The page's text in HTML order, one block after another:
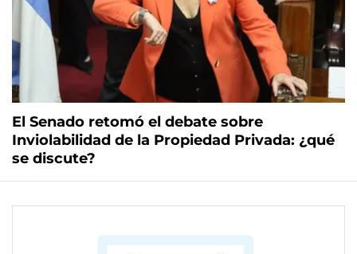
El Senado retomó el debate sobre
Inviolabilidad de la Propiedad Privada: ¿qué
se discute?